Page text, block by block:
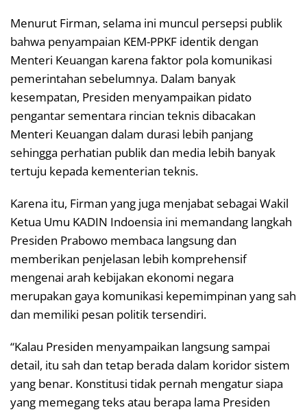
Menurut Firman, selama ini muncul persepsi publik
bahwa penyampaian KEM-PPKF identik dengan
Menteri Keuangan karena faktor pola komunikasi
pemerintahan sebelumnya. Dalam banyak
kesempatan, Presiden menyampaikan pidato
pengantar sementara rincian teknis dibacakan
Menteri Keuangan dalam durasi lebih panjang
sehingga perhatian publik dan media lebih banyak
tertuju kepada kementerian teknis.
Karena itu, Firman yang juga menjabat sebagai Wakil
Ketua Umu KADIN Indoensia ini memandang langkah
Presiden Prabowo membaca langsung dan
memberikan penjelasan lebih komprehensif
mengenai arah kebijakan ekonomi negara
merupakan gaya komunikasi kepemimpinan yang sah
dan memiliki pesan politik tersendiri.
“Kalau Presiden menyampaikan langsung sampai
detail, itu sah dan tetap berada dalam koridor sistem
yang benar. Konstitusi tidak pernah mengatur siapa
yang memegang teks atau berapa lama Presiden